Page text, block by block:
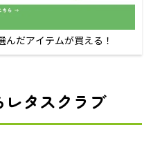
んだアイテムが買える！
レタスクラブ